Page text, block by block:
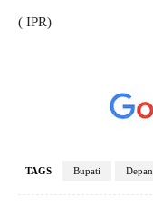
( IPR)
TAGS Bupati Depan